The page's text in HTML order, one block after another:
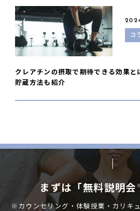
コ
クレアチンの摂取で期待できる効果と
貯蔵方法も紹介
まずは「無料説明会
※カウンセリング・体験授業・カリキ